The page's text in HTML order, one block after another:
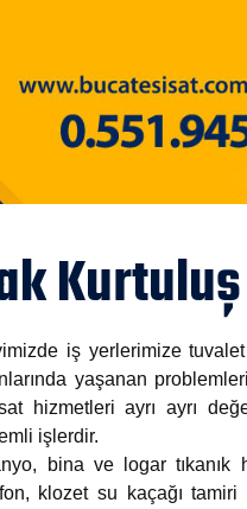
iş yerlerimize tuvalet
yaşanan
hizmetleri ayrı ayrı
işlerdir.
bina ve logar tıkanık
klozet su kaçağı